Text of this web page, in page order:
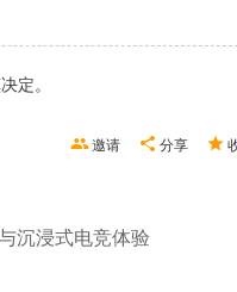
定。
分享
邀请
沉浸式电竞体验